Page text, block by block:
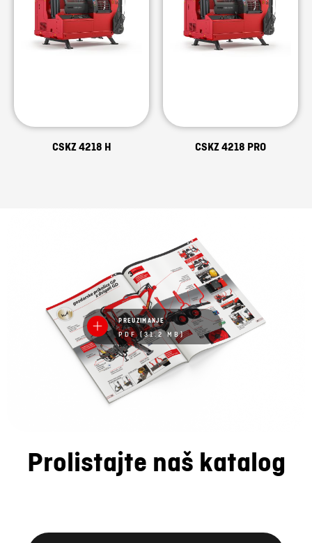
CSKZ 4218 H CSKZ 4218 PRO
PREUZIMANJE
PDF (31.2 MB)
Prolistajte naš katalog